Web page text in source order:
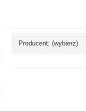
Producent: (wybierz)